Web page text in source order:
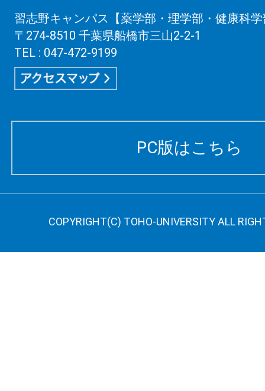
習志野キャンパス【薬学部・理学部・健康科
〒274-8510 千葉県船橋市三山2-2-1
TEL : 047-472-9199
PC版はこちら
COPYRIGHT(C) TOHO-UNIVERSITY ALL